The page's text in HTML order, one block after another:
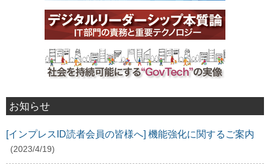
お知らせ
[インプレスID読者会員の皆様へ] 機能強化に関するご案内
(2023/4/19)